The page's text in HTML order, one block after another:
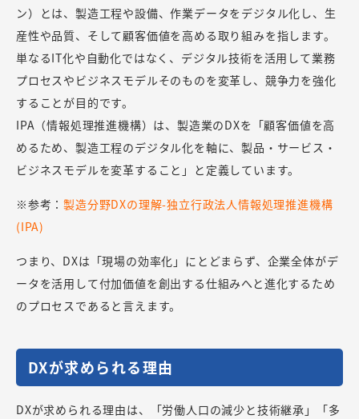
ン）とは、製造工程や設備、作業データをデジタル化し、生
産性や品質、そして顧客価値を高める取り組みを指します。
単なるIT化や自動化ではなく、デジタル技術を活用して業務
プロセスやビジネスモデルそのものを変革し、競争力を強化
することが目的です。
IPA（情報処理推進機構）は、製造業のDXを「顧客価値を高
めるため、製造工程のデジタル化を軸に、製品・サービス・
ビジネスモデルを変革すること」と定義しています。
※参考：製造分野DXの理解-独立行政法人情報処理推進機構
(IPA)
つまり、DXは「現場の効率化」にとどまらず、企業全体がデ
ータを活用して付加価値を創出する仕組みへと進化するため
のプロセスであると言えます。
DXが求められる理由
DXが求められる理由は、「労働人口の減少と技術継承」「多